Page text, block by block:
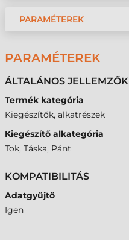
PARAMÉTEREK
PARAMÉTEREK
ÁLTALÁNOS JELLEMZŐK
Termék kategória
Kiegészítők, alkatrészek
Kiegészítő alkategória
Tok, Táska, Pánt
KOMPATIBILITÁS
Adatgyűjtő
Igen